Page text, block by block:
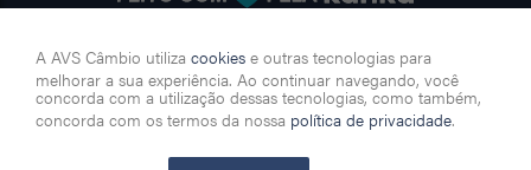
Ouvidoria: 0800 5802675 Canal de denúncia
A AVS Câmbio utiliza cookies e outras tecnologias para
melhorar a sua experiência. Ao continuar navegando, você
concorda com a utilização dessas tecnologias, como também,
concorda com os termos da nossa política de privacidade.